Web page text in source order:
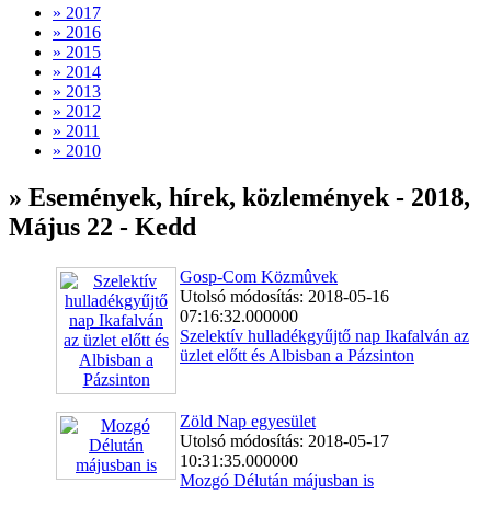
» 2017
» 2016
» 2015
» 2014
» 2013
» 2012
» 2011
» 2010
» Események, hírek, közlemények - 2018,
Május 22 - Kedd
Gosp-Com Közmûvek
Utolsó módosítás: 2018-05-16
07:16:32.000000
Szelektív hulladékgyűjtő nap Ikafalván az
üzlet előtt és Albisban a Pázsinton
Zöld Nap egyesület
Utolsó módosítás: 2018-05-17
10:31:35.000000
Mozgó Délután májusban is